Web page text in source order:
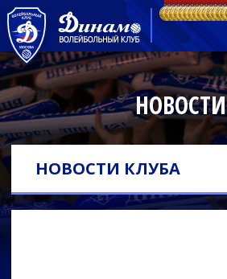
НОВОСТИ
НОВОСТИ КЛУБА